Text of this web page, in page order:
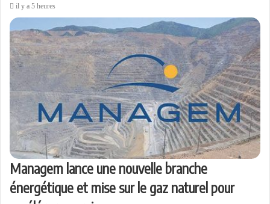
il y a 5 heures
Managem lance une nouvelle branche
énergétique et mise sur le gaz naturel pour